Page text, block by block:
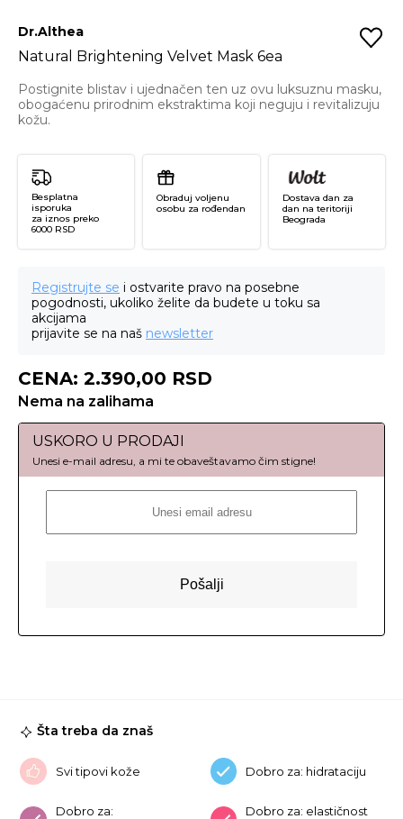
Dr.Althea
Natural Brightening Velvet Mask 6ea
Postignite blistav i ujednačen ten uz ovu luksuznu masku,
obogaćenu prirodnim ekstraktima koji neguju i revitalizuju
kožu.
Besplatna
isporuka
za iznos preko
6000 RSD
Obraduj voljenu
osobu za rođendan
Dostava dan za
dan na teritoriji
Beograda
Registrujte se i ostvarite pravo na posebne
pogodnosti, ukoliko želite da budete u toku sa
akcijama
prijavite se na naš newsletter
CENA: 2.390,00 RSD
Nema na zalihama
USKORO U PRODAJI
Šta treba da znaš
Svi tipovi kože Dobro za: hidrataciju
Dobro za:
Dobro za: elastičnost